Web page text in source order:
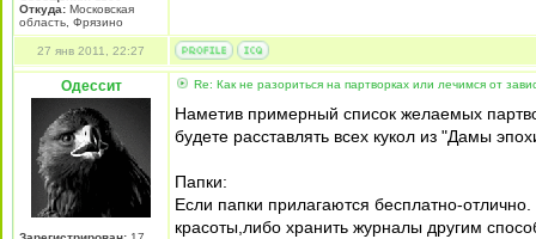
Откуда: Московская
область, Фрязино
27 янв 2011, 22:27
Одессит Re: Как не разориться на партворках или лечимся от
Наметив примерный список желаемых
будете расставлять всех кукол из "Дамы
Папки:
Если папки прилагаются бесплатно-отлично.
красоты,либо хранить журналы другим